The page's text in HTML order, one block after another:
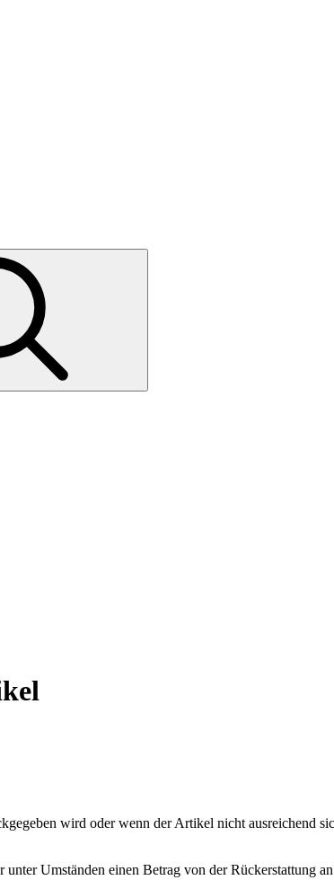
wird oder wenn der Artikel nicht ausreichend
Umständen einen Betrag von der Rückerstattung